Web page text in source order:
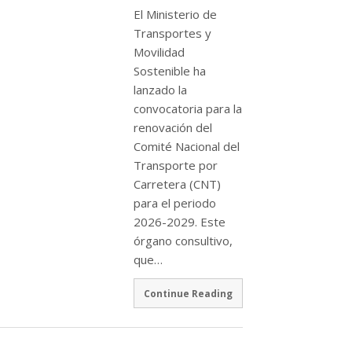
El Ministerio de
Transportes y
Movilidad
Sostenible ha
lanzado la
convocatoria para la
renovación del
Comité Nacional del
Transporte por
Carretera (CNT)
para el periodo
2026-2029. Este
órgano consultivo,
que…
Continue Reading